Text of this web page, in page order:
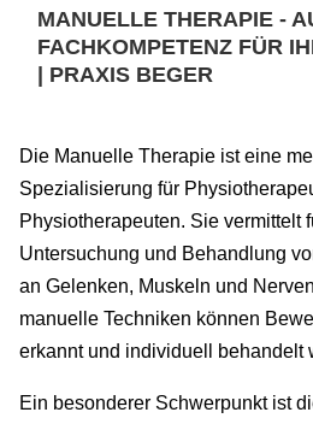
MANUELLE THERAPIE -
FACHKOMPETENZ FÜR
| PRAXIS BEGER
Die Manuelle Therapie ist eine
Spezialisierung für
Physiotherapeuten. Sie vermittelt
Untersuchung und Behandlung
an Gelenken, Muskeln und
manuelle Techniken können
erkannt und individuell behandelt
Ein besonderer Schwerpunkt ist